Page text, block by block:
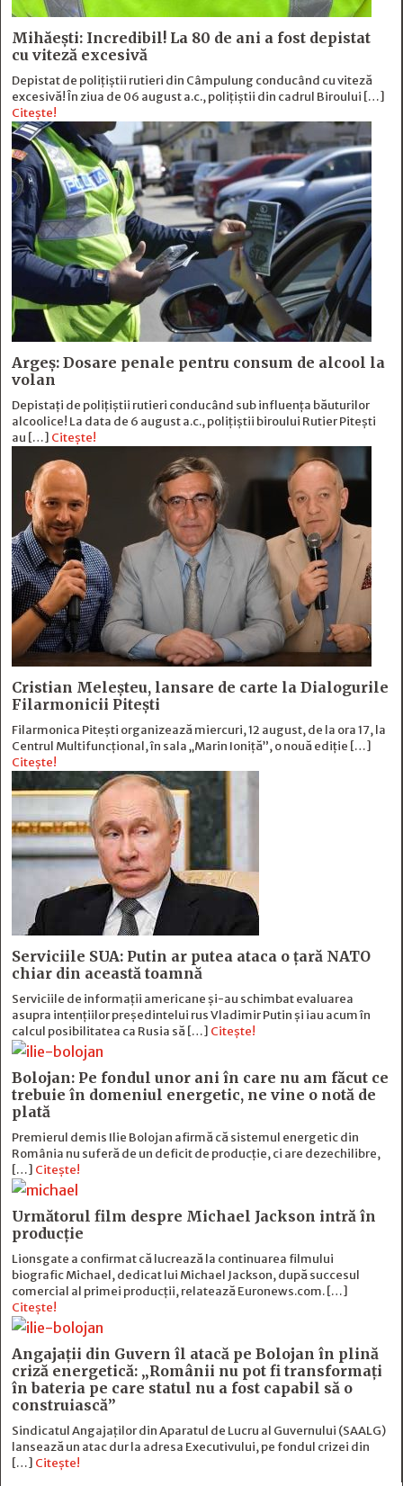
Mihăești: Incredibil! La 80 de ani a fost depistat
cu viteză excesivă
Depistat de polițiștii rutieri din Câmpulung conducând cu viteză
excesivă! În ziua de 06 august a.c., polițiștii din cadrul Biroului […]
Citește!
Argeș: Dosare penale pentru consum de alcool la
volan
Depistați de polițiștii rutieri conducând sub influența băuturilor
alcoolice! La data de 6 august a.c., polițiștii biroului Rutier Pitești
au […] Citește!
Cristian Meleșteu, lansare de carte la Dialogurile
Filarmonicii Pitești
Filarmonica Pitești organizează miercuri, 12 august, de la ora 17, la
Centrul Multifuncțional, în sala „Marin Ioniță”, o nouă ediție […]
Citește!
Serviciile SUA: Putin ar putea ataca o țară NATO
chiar din această toamnă
Serviciile de informații americane și-au schimbat evaluarea
asupra intențiilor președintelui rus Vladimir Putin și iau acum în
calcul posibilitatea ca Rusia să […] Citește!
Bolojan: Pe fondul unor ani în care nu am făcut ce
trebuie în domeniul energetic, ne vine o notă de
plată
Premierul demis Ilie Bolojan afirmă că sistemul energetic din
România nu suferă de un deficit de producţie, ci are dezechilibre,
[…] Citește!
Următorul film despre Michael Jackson intră în
producție
Lionsgate a confirmat că lucrează la continuarea filmului
biografic Michael, dedicat lui Michael Jackson, după succesul
comercial al primei producții, relatează Euronews.com. […]
Citește!
Angajații din Guvern îl atacă pe Bolojan în plină
criză energetică: „Românii nu pot fi transformați
în bateria pe care statul nu a fost capabil să o
construiască”
Sindicatul Angajaților din Aparatul de Lucru al Guvernului (SAALG)
lansează un atac dur la adresa Executivului, pe fondul crizei din
[…] Citește!